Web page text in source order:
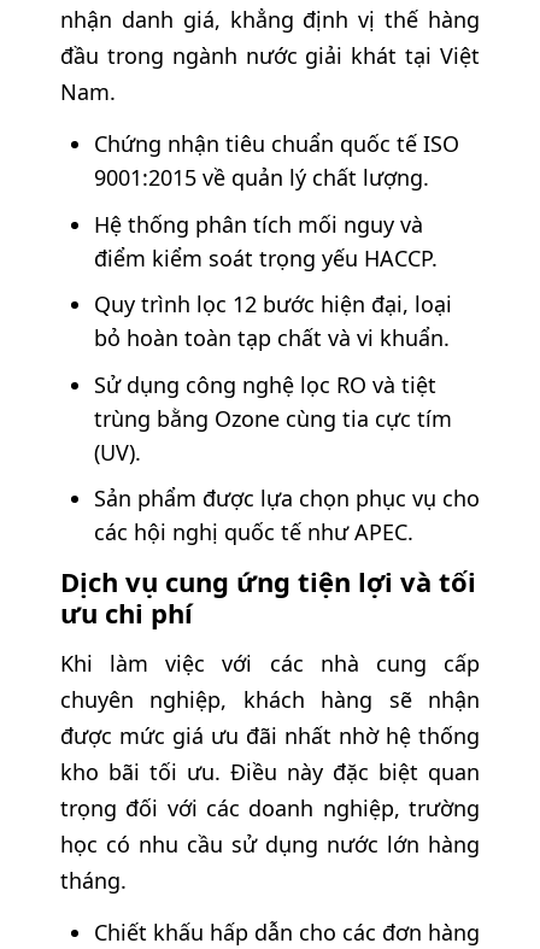
nhận danh giá, khẳng định vị thế hàng
đầu trong ngành nước giải khát tại Việt
Nam.
Chứng nhận tiêu chuẩn quốc tế ISO
9001:2015 về quản lý chất lượng.
Hệ thống phân tích mối nguy và
điểm kiểm soát trọng yếu HACCP.
Quy trình lọc 12 bước hiện đại, loại
bỏ hoàn toàn tạp chất và vi khuẩn.
Sử dụng công nghệ lọc RO và tiệt
trùng bằng Ozone cùng tia cực tím
(UV).
Sản phẩm được lựa chọn phục vụ cho
các hội nghị quốc tế như APEC.
Dịch vụ cung ứng tiện lợi và tối
ưu chi phí
Khi làm việc với các nhà cung cấp
chuyên nghiệp, khách hàng sẽ nhận
được mức giá ưu đãi nhất nhờ hệ thống
kho bãi tối ưu. Điều này đặc biệt quan
trọng đối với các doanh nghiệp, trường
học có nhu cầu sử dụng nước lớn hàng
tháng.
Chiết khấu hấp dẫn cho các đơn hàng